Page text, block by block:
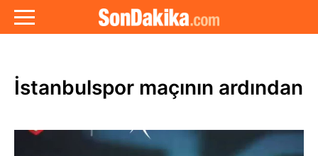
İstanbulspor maçının ardından